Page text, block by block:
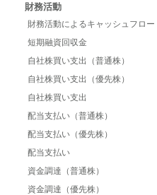
財務活動
財務活動によるキャッシュフロー
短期融資回収金
自社株買い支出（普通株）
自社株買い支出（優先株）
自社株買い支出
配当支払い（普通株）
配当支払い（優先株）
配当支払い
資金調達（普通株）
資金調達（優先株）